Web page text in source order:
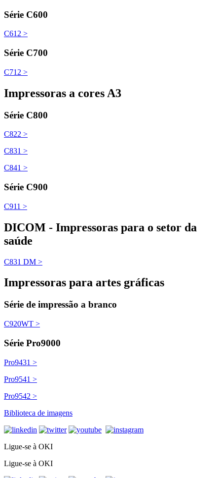
Série C600
C612 >
Série C700
C712 >
Impressoras a cores A3
Série C800
C822 >
C831 >
C841 >
Série C900
C911 >
DICOM - Impressoras para o setor da
saúde
C831 DM >
Impressoras para artes gráficas
Série de impressão a branco
C920WT >
Série Pro9000
Pro9431 >
Pro9541 >
Pro9542 >
Biblioteca de imagens
Ligue-se à OKI
Ligue-se à OKI